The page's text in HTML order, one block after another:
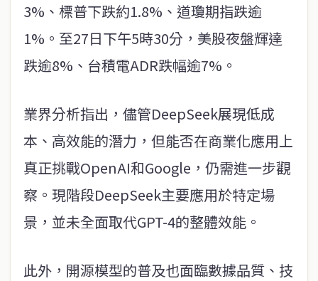
3%、標普下跌約1.8%、道瓊期指跌逾
1%。至27日下午5時30分，美股夜盤輝達
跌逾8%、台積電ADR跌幅逾7%。
業界分析指出，儘管DeepSeek展現低成
本、高效能的潛力，但能否在商業化應用上
真正挑戰OpenAI和Google，仍需進一步觀
察。現階段DeepSeek主要應用於特定場
景，並未全面取代GPT-4的整體效能。
此外，開源模型的普及也面臨數據品質、技